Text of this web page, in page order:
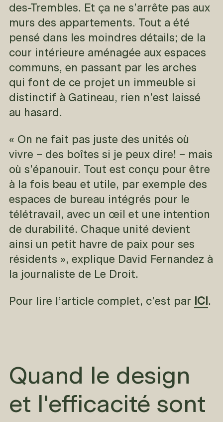
des-Trembles. Et ça ne s’arrête pas aux
murs des appartements. Tout a été
pensé dans les moindres détails; de la
cour intérieure aménagée aux espaces
communs, en passant par les arches
qui font de ce projet un immeuble si
distinctif à Gatineau, rien n’est laissé
au hasard.
« On ne fait pas juste des unités où
vivre – des boîtes si je peux dire! – mais
où s’épanouir. Tout est conçu pour être
à la fois beau et utile, par exemple des
espaces de bureau intégrés pour le
télétravail, avec un œil et une intention
de durabilité. Chaque unité devient
ainsi un petit havre de paix pour ses
résidents », explique David Fernandez à
la journaliste de Le Droit.
Pour lire l’article complet, c’est par ICI .
Quand le design
et l'efficacité sont